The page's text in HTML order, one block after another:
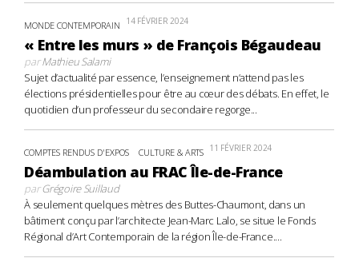
MONDE CONTEMPORAIN 14 FÉVRIER 2024
« Entre les murs » de François Bégaudeau
parMathieu Salami
Sujet d’actualité par essence, l’enseignement n’attend pas les
élections présidentielles pour être au cœur des débats. En effet, le
quotidien d’un professeur du secondaire regorge...
COMPTES RENDUS D'EXPOS CULTURE & ARTS 11 FÉVRIER 2024
Déambulation au FRAC Île-de-France
parGrégoire Suillaud
À seulement quelques mètres des Buttes-Chaumont, dans un
bâtiment conçu par l’architecte Jean-Marc Lalo, se situe le Fonds
Régional d’Art Contemporain de la région Île-de-France....